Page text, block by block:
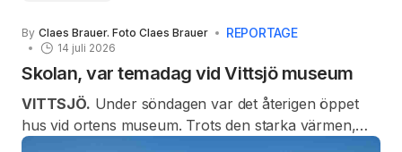
By Claes Brauer. Foto Claes Brauer REPORTAGE
14 juli 2026
Skolan, var temadag vid Vittsjö museum
VITTSJÖ. Under söndagen var det återigen öppet
hus vid ortens museum. Trots den starka värmen,
med temperatur på drygt 25 grader, var det ett